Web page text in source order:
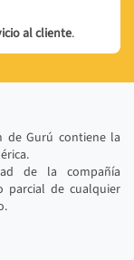
al cliente.
de Gurú contiene la
de la compañía
parcial de cualquier